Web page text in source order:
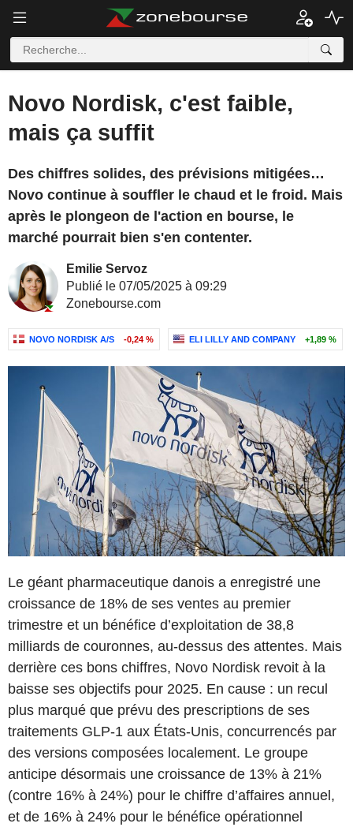
Novo Nordisk, c'est faible,
mais ça suffit
Des chiffres solides, des prévisions mitigées…
Novo continue à souffler le chaud et le froid. Mais
après le plongeon de l'action en bourse, le
marché pourrait bien s'en contenter.
Emilie Servoz
Publié le 07/05/2025 à 09:29
Zonebourse.com
NOVO NORDISK A/S -0,24 % ELI LILLY AND COMPANY +1,89 %
Le géant pharmaceutique danois a enregistré une
croissance de 18% de ses ventes au premier
trimestre et un bénéfice d’exploitation de 38,8
milliards de couronnes, au-dessus des attentes. Mais
derrière ces bons chiffres, Novo Nordisk revoit à la
baisse ses objectifs pour 2025. En cause : un recul
plus marqué que prévu des prescriptions de ses
traitements GLP-1 aux États-Unis, concurrencés par
des versions composées localement. Le groupe
anticipe désormais une croissance de 13% à 21%
(contre 16% à 24%) pour le chiffre d’affaires annuel,
et de 16% à 24% pour le bénéfice opérationnel